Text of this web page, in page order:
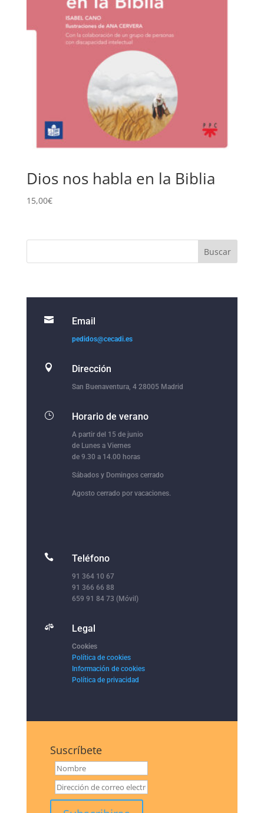
Dios nos habla en la Biblia
15,00€
 Email
pedidos@cecadi.es
 Dirección
San Buenaventura, 4 28005 Madrid
} Horario de verano
A partir del 15 de junio
de Lunes a Viernes
de 9.30 a 14.00 horas
Sábados y Domingos cerrado
Agosto cerrado por vacaciones.
 Teléfono
91 364 10 67
91 366 66 88
659 91 84 73 (Móvil)
 Legal
Cookies
Política de cookies
Información de cookies
Política de privacidad
Suscríbete